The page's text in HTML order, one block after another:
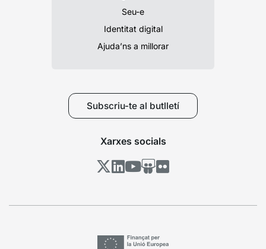
Seu-e
Identitat digital
Ajuda’ns a millorar
Subscriu-te al butlletí
Xarxes socials